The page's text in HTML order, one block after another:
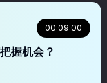
00:09:00
握机会？